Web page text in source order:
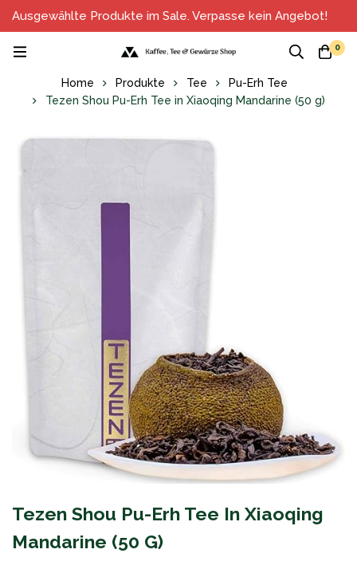
Ausgewählte Produkte im Sale. Verpasse kein Angebot!
0
Home Produkte Tee
Pu-Erh Tee
Tezen Shou Pu-Erh Tee in Xiaoqing Mandarine (50 g)
Tezen Shou Pu-Erh Tee In Xiaoqing
Mandarine (50 G)